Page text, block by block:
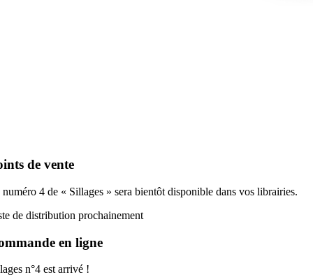
de vente
4 de « Sillages » sera bientôt disponible dans vos librairies.
de distribution prochainement
en ligne
n°4 est arrivé !